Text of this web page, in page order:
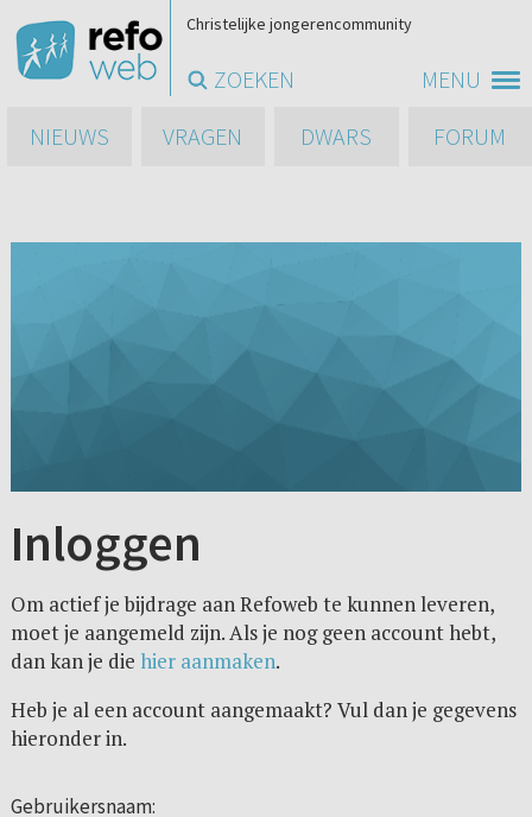
MENU
Christelijke jongerencommunity
ZOEKEN
NIEUWS
VRAGEN DWARS FORUM
Inloggen
Om actief je bijdrage aan Refoweb te kunnen leveren,
moet je aangemeld zijn. Als je nog geen account hebt,
dan kan je die hier aanmaken.
Heb je al een account aangemaakt? Vul dan je gegevens
hieronder in.
Gebruikersnaam: